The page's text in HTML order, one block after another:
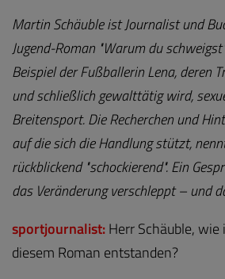
Martin Schäuble ist Journalist und
Jugend-Roman "Warum du
Beispiel der Fußballerin Lena, deren
und schließlich gewalttätig wird,
Breitensport. Die Recherchen und
auf die sich die Handlung stützt,
rückblickend "schockierend". Ein
das Veränderung verschleppt – und
sportjournalist:Herr Schäuble, wie
diesem Roman entstanden?